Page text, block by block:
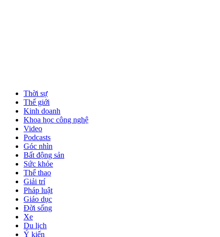
Thời sự
Thế giới
Kinh doanh
Khoa học công nghệ
Video
Podcasts
Góc nhìn
Bất động sản
Sức khỏe
Thể thao
Giải trí
Pháp luật
Giáo dục
Đời sống
Xe
Du lịch
Ý kiến